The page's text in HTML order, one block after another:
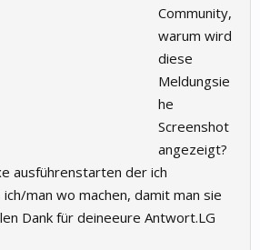
Community,
warum wird
diese
Meldungsie
he
Screenshot
angezeigt?
ausführenstarten der ich
man wo machen, damit man sie
Dank für deineeure Antwort.LG